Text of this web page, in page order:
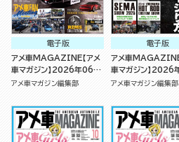
電子版
アメ車MAGAZINE【アメ
車マガジン】2026年06月
号
アメ車マガジン編集部
電子版
アメ車MAGAZINE
車マガジン】2026
号
アメ車マガジン編集部